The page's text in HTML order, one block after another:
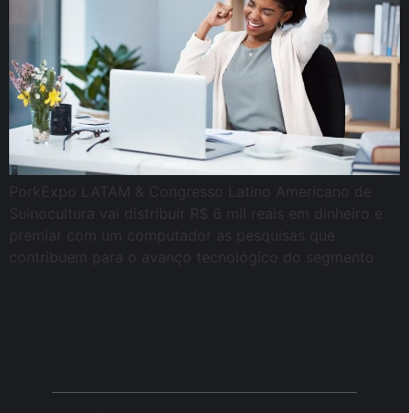
PorkExpo LATAM & Congresso Latino Americano de
Suinocultura vai distribuir R$ 6 mil reais em dinheiro e
premiar com um computador as pesquisas que
contribuem para o avanço tecnológico do segmento